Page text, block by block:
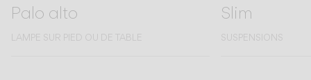
Palo alto
LAMPE SUR PIED OU DE TABLE
Slim
SUSPENSIONS